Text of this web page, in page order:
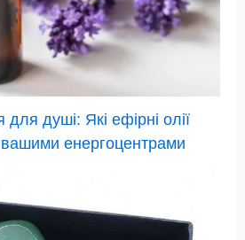
душі: Які ефірні олії
енергоцентрами